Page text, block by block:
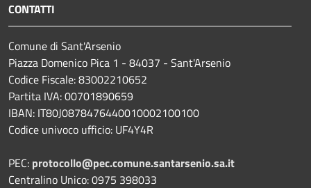
CONTATTI
Comune di Sant'Arsenio
Piazza Domenico Pica 1 - 84037 - Sant'Arsenio
Codice Fiscale: 83002210652
Partita IVA: 00701890659
IBAN: IT80J0878476440010002100100
Codice univoco ufficio: UF4Y4R
PEC: protocollo@pec.comune.santarsenio.sa.it
Centralino Unico: 0975 398033